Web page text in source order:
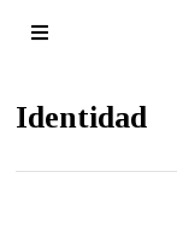
Identidad